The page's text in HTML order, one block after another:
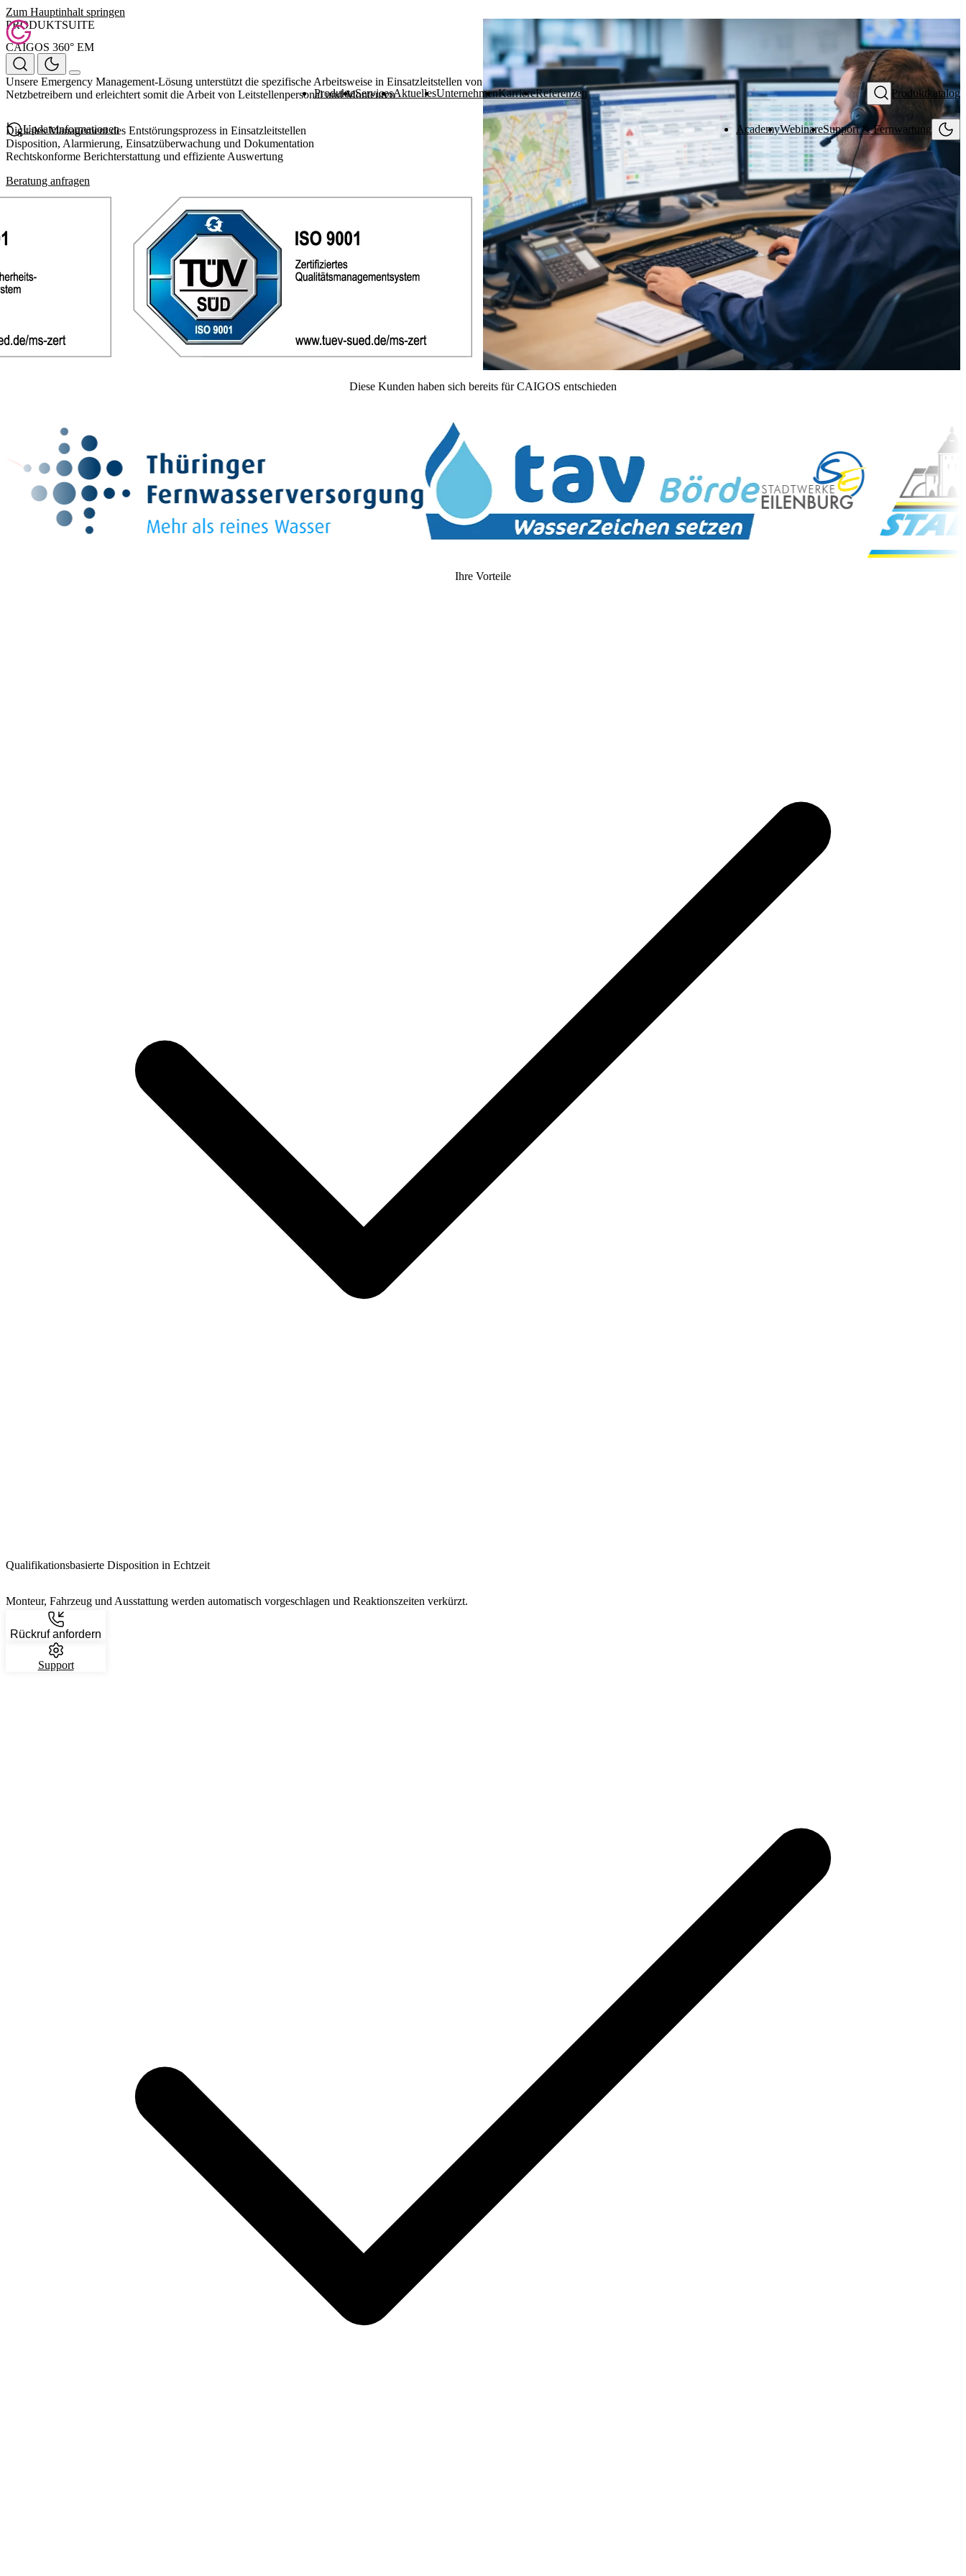
Zum Hauptinhalt springen
ProdukteServicesAktuellesUnternehmenKarriereReferenzen Produktkatalog
AcademyWebinareSupport & Fernwartung
Updateinformationen
PRODUKTSUITE
CAIGOS 360° EM
Unsere Emergency Management-Lösung unterstützt die spezifische Arbeitsweise in Einsatzleitstellen von
Netzbetreibern und erleichtert somit die Arbeit von Leitstellenpersonal und Monteuren
Digitales Management des Entstörungsprozess in Einsatzleitstellen
Disposition, Alarmierung, Einsatzüberwachung und Dokumentation
Rechtskonforme Berichterstattung und effiziente Auswertung
Beratung anfragen
Diese Kunden haben sich bereits für CAIGOS entschieden
Ihre Vorteile
Qualifikationsbasierte Disposition in Echtzeit
Monteur, Fahrzeug und Ausstattung werden automatisch vorgeschlagen und Reaktionszeiten verkürzt.
Rückruf anfordern
Support